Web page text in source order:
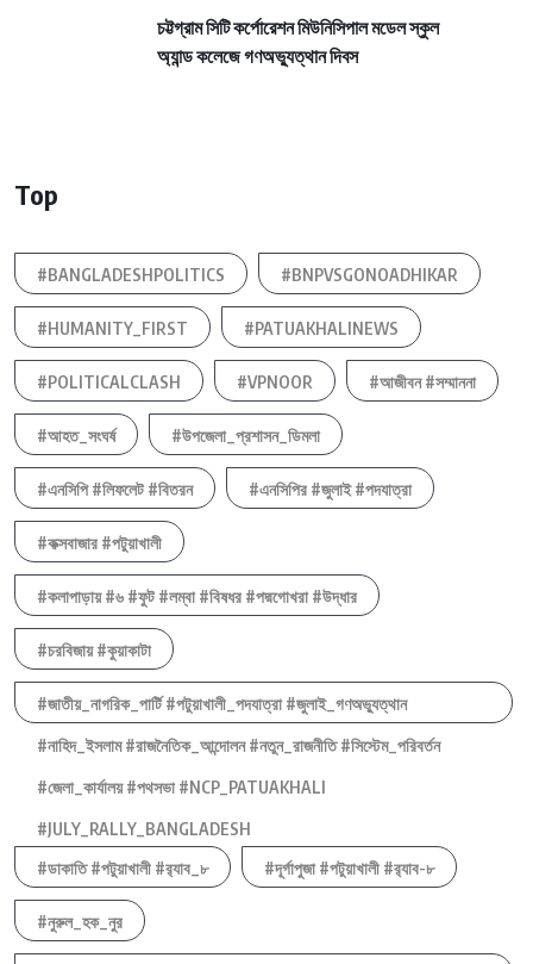
চট্টগ্রাম সিটি কর্পোরেশন মিউনিসিপাল মডেল স্কুল
অ্যান্ড কলেজে গণঅভ্যুত্থান দিবস
Top
#BANGLADESHPOLITICS #BNPVSGONOADHIKAR
#HUMANITY_FIRST #PATUAKHALINEWS
#POLITICALCLASH #VPNOOR #আজীবন #সম্মাননা
#আহত_সংঘর্ষ #উপজেলা_প্রশাসন_ডিমলা
#এনসিপি #লিফলেট #বিতরন #এনসিপির #জুলাই #পদযাত্রা
#কক্সবাজার #পটুয়াখালী
#কলাপাড়ায় #৬ #ফুট #লম্বা #বিষধর #পদ্মগোখরা #উদ্ধার
#চরবিজায় #কুয়াকাটা
#জাতীয়_নাগরিক_পার্টি #পটুয়াখালী_পদযাত্রা #জুলাই_গণঅভ্যুত্থান
#নাহিদ_ইসলাম #রাজনৈতিক_আন্দোলন #নতুন_রাজনীতি #সিস্টেম_পরিবর্তন
#জেলা_কার্যালয় #পথসভা #NCP_PATUAKHALI
#JULY_RALLY_BANGLADESH
#ডাকাতি #পটুয়াখালী #র‍্যাব_৮
#দূর্গাপুজা #পটুয়াখালী #র‍্যাব-৮
#নুরুল_হক_নুর